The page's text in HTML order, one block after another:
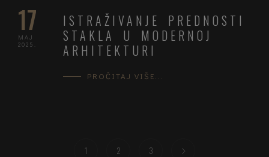
17
MAJ
2025.
ISTRAŽIVANJE PREDNOSTI
STAKLA U MODERNOJ
ARHITEKTURI
PROČITAJ VIŠE...
1 2 3